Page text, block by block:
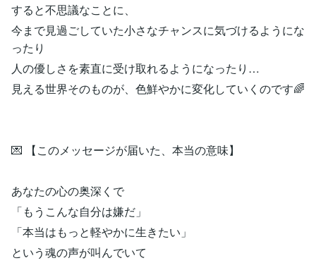
すると不思議なことに、
今まで見過ごしていた小さなチャンスに気づけるようにな
ったり
人の優しさを素直に受け取れるようになったり…
見える世界そのものが、色鮮やかに変化していくのです🌈
💌 【このメッセージが届いた、本当の意味】
あなたの心の奥深くで
「もうこんな自分は嫌だ」
「本当はもっと軽やかに生きたい」
という魂の声が叫んでいて